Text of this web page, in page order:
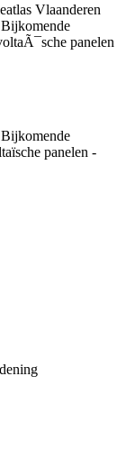
Vlaanderen
panelen
panelen -